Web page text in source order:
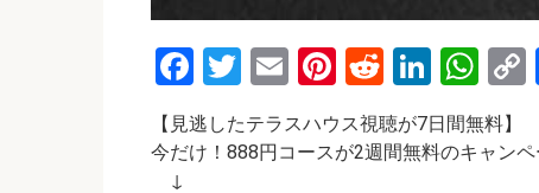
F
a
ce
T
wi
tt
E
ail
Pi
nt
er
R
e
d
Li
n
ke
W
h
at
【見逃したテラスハウス視聴が7日間無料】
今だけ！888円コースが2週間無料のキャンペ
↓